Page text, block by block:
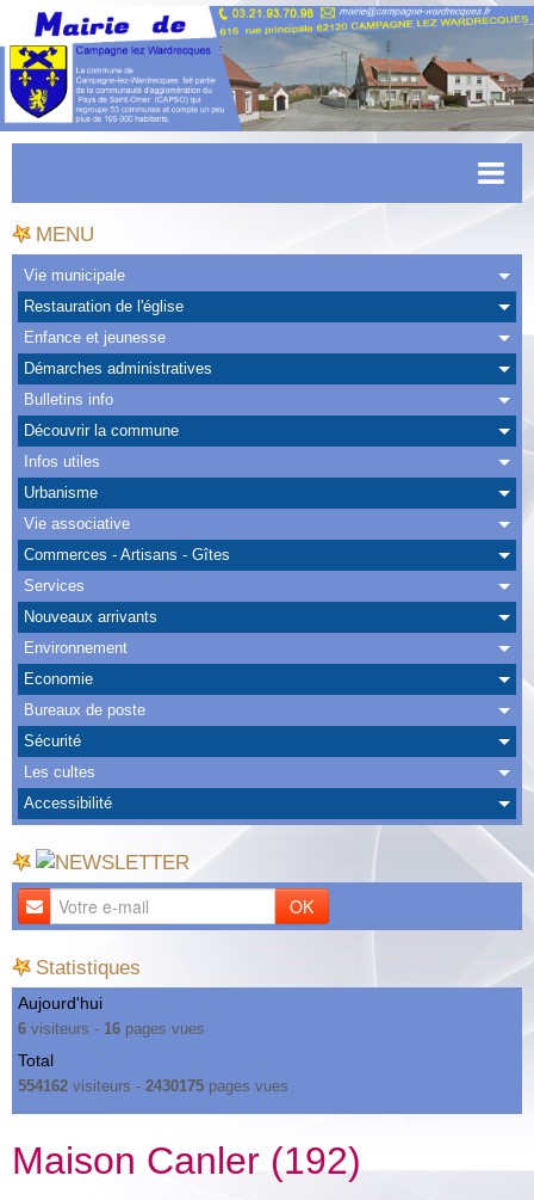
Accueil
Actualités
Facebook
CAPSO
Urbanisme
Transports
Agenda
Albums
Nous Contacter
MENU
Vie municipale
Restauration de l'église
Enfance et jeunesse
Démarches administratives
Bulletins info
Découvrir la commune
Infos utiles
Urbanisme
Vie associative
Commerces - Artisans - Gîtes
Services
Nouveaux arrivants
Environnement
Economie
Bureaux de poste
Sécurité
Les cultes
Accessibilité
OK
Statistiques
Aujourd'hui
6 visiteurs - 16 pages vues
Total
554162 visiteurs - 2430175 pages vues
Maison Canler (192)